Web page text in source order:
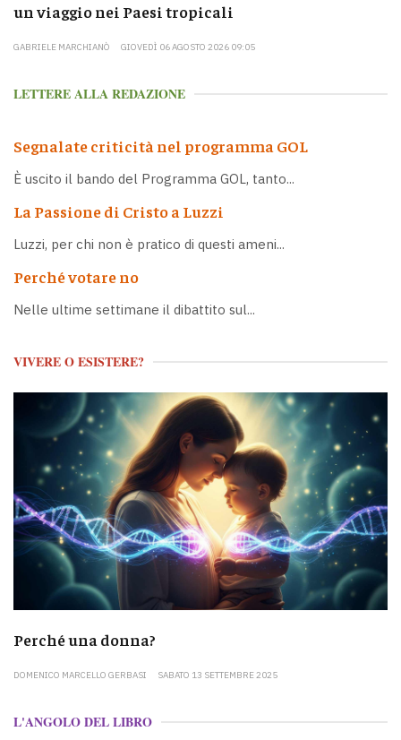
un viaggio nei Paesi tropicali
GABRIELE MARCHIANÒ GIOVEDÌ 06 AGOSTO 2026 09:05
LETTERE ALLA REDAZIONE
Segnalate criticità nel programma GOL
È uscito il bando del Programma GOL, tanto...
La Passione di Cristo a Luzzi
Luzzi, per chi non è pratico di questi ameni...
Perché votare no
Nelle ultime settimane il dibattito sul...
VIVERE O ESISTERE?
Perché una donna?
DOMENICO MARCELLO GERBASI SABATO 13 SETTEMBRE 2025
L'ANGOLO DEL LIBRO